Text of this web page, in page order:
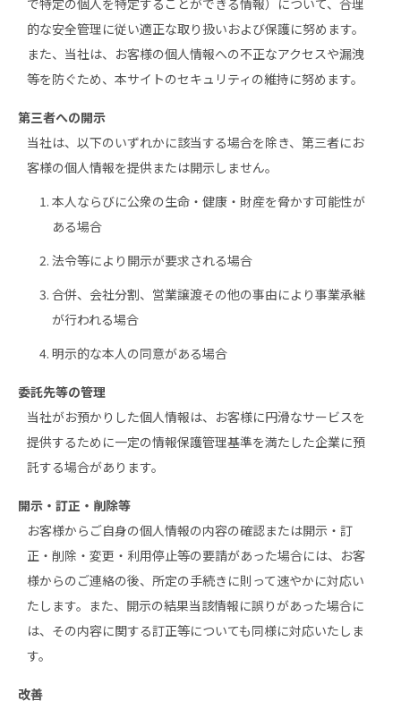
で特定の個人を特定することができる情報）について、合理
的な安全管理に従い適正な取り扱いおよび保護に努めます。
また、当社は、お客様の個人情報への不正なアクセスや漏洩
等を防ぐため、本サイトのセキュリティの維持に努めます。
第三者への開示
当社は、以下のいずれかに該当する場合を除き、第三者にお
客様の個人情報を提供または開示しません。
本人ならびに公衆の生命・健康・財産を脅かす可能性が
ある場合
法令等により開示が要求される場合
合併、会社分割、営業譲渡その他の事由により事業承継
が行われる場合
明示的な本人の同意がある場合
委託先等の管理
当社がお預かりした個人情報は、お客様に円滑なサービスを
提供するために一定の情報保護管理基準を満たした企業に預
託する場合があります。
開示・訂正・削除等
お客様からご自身の個人情報の内容の確認または開示・訂
正・削除・変更・利用停止等の要請があった場合には、お客
様からのご連絡の後、所定の手続きに則って速やかに対応い
たします。また、開示の結果当該情報に誤りがあった場合に
は、その内容に関する訂正等についても同様に対応いたしま
す。
改善